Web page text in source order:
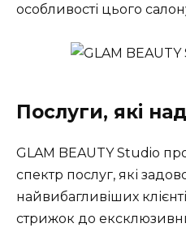
особливості цього
Послуги, які
GLAM BEAUTY Studio
спектр послуг, які
найвибагливіших
стрижок до